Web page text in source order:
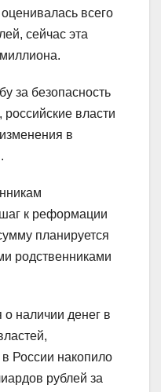
всего
сейчас эта
за безопасность
власти
в
к реформации
планируется
родственниками
о наличии денег в
России накопило
рублей за